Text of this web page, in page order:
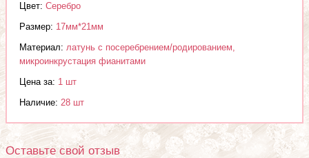
Цвет: Серебро
Размер: 17мм*21мм
Материал: латунь с посеребрением/родированием,
микроинкрустация фианитами
Цена за: 1 шт
Наличие: 28 шт
Оставьте свой отзыв